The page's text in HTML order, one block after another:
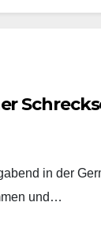
in der
und…